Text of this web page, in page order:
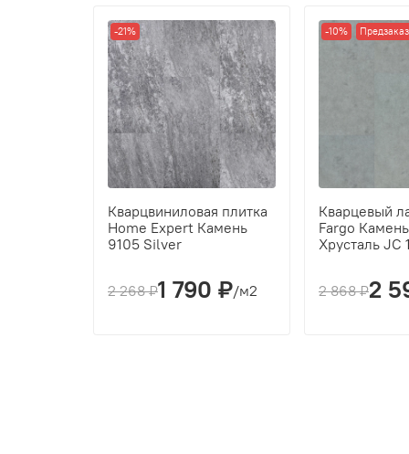
-21%
Кварцвиниловая плитка
Home Expert Камень
9105 Silver
2 268 ₽1 790 ₽/м2
-10% Предзаказ
Кварцевый
Fargo
Хрусталь JC
2 868 ₽2